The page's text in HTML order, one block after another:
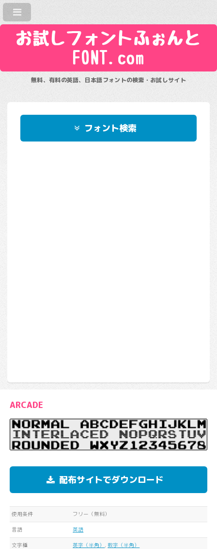
お試しフォントふぉんと
FONT.com
無料、有料の英語、日本語フォントの検索・お試しサイト
フォント検索
ARCADE
配布サイトでダウンロード
使用条件 フリー（無料）
言語 英語
文字種 英字（半角） , 数字（半角）